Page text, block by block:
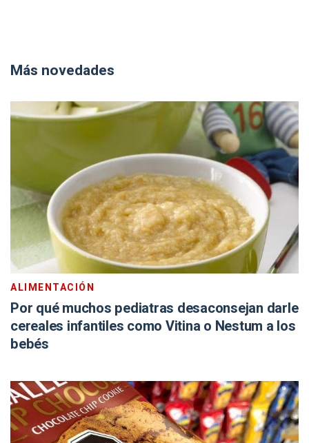
Más novedades
ALIMENTACIÓN
Por qué muchos pediatras desaconsejan darle
cereales infantiles como Vitina o Nestum a los
bebés